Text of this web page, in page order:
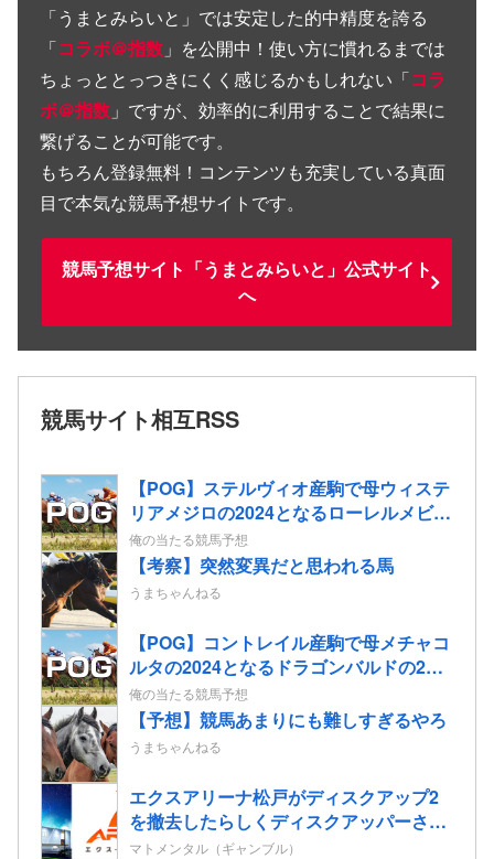
「うまとみらいと 」では安定した的中精度を誇る
「コラボ＠指数 」を公開中！使い方に慣れるまでは
ちょっととっつきにくく感じるかもしれない「コラ
ボ＠指数 」ですが、効率的に利用することで結果に
繋げることが可能です。
もちろん登録無料！コンテンツも充実している真面
目で本気な競馬予想サイトです。
競馬予想サイト「うまとみらいと」公式サイト
へ
競馬サイト相互RSS
【POG】ステルヴィオ産駒で母ウィステ
リアメジロの2024となるローレルメビウ
スの2歳情報
俺の当たる競馬予想
【考察】突然変異だと思われる馬
うまちゃんねる
【POG】コントレイル産駒で母メチャコ
ルタの2024となるドラゴンバルドの2歳
情報
俺の当たる競馬予想
【予想】競馬あまりにも難しすぎるやろ
うまちゃんねる
エクスアリーナ松戸がディスクアップ2
を撤去したらしくディスクアッパーさん
達から落胆の声
マトメンタル（ギャンブル）